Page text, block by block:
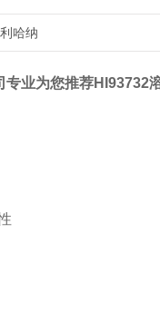
哈纳
业为您推荐HI93732